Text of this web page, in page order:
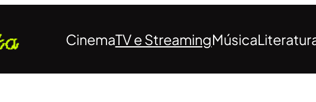
CinemaTV e StreamingMúsica